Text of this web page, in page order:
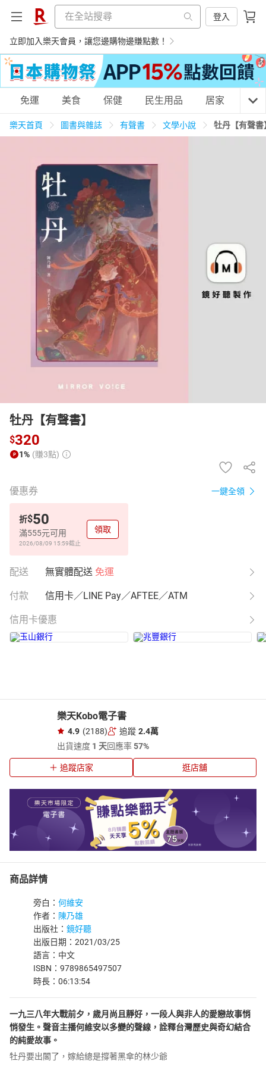
登入
立即加入樂天會員，讓您邊購物邊賺點數！
購物網分類
居家生活 3C家電 運動休閒
男裝 化妝保養 情趣用品
日本購物 電子/紙本書
HOT
免運 美食 保健 民生用品 居家 3C
樂天首頁 圖書與雜誌 有聲書 文學小說 牡丹【有聲書
牡丹【有聲書】
$320
1% (賺3點)
優惠券 一鍵全領
折$50
滿555元可用
2026/08/09 15:59截止
領取
配送 無實體配送 免運
付款 信用卡／LINE Pay／AFTEE／ATM
信用卡優惠
樂天Kobo電子書
4.9 (2188) 追蹤 2.4萬
出貨速度 1 天回應率57%
追蹤店家 逛店舖
商品詳情
旁白： 何維安
作者： 陳乃雄
出版社： 鏡好聽
出版日期：2021/03/25
語言：中文
ISBN：9789865497507
時長：06:13:54
一九三八年大戰前夕，歲月尚且靜好，一段人與非人的愛戀故事悄
悄發生。聲音主播何維安以多變的聲線，詮釋台灣歷史與奇幻結合
的純愛故事。
牡丹要出閣了，嫁給總是撐著黑傘的林少爺